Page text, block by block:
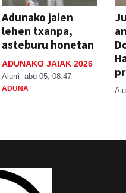
Adunako jaien
lehen txanpa,
asteburu honetan
ADUNAKO JAIAK 2026
Aiurri abu 05, 08:47
ADUNA